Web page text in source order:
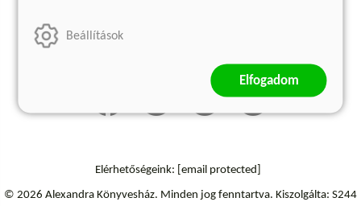
Szállítási információk
Elérhetőségeink: [email protected]
© 2026 Alexandra Könyvesház. Minden jog fenntartva. Kiszolgálta: S244
Beállítások
Elfogadom